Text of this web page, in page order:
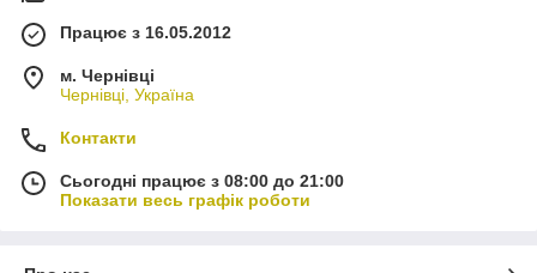
Працює з 16.05.2012
м. Чернівці
Чернівці, Україна
Контакти
Сьогодні працює з 08:00 до 21:00
Показати весь графік роботи